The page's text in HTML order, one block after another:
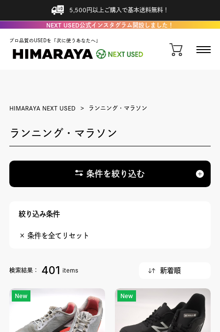
5,500円以上ご購入で基本送料無料！
NEXT USED公式インスタグラム開設しました！
プロ品質のUSEDを「次に使うあなたへ」
HIMARAYA NEXT USED ランニング・マラソン
ランニング・マラソン
条件を絞り込む
絞り込み条件
× 条件を全てリセット
検索結果： 401 items
New New